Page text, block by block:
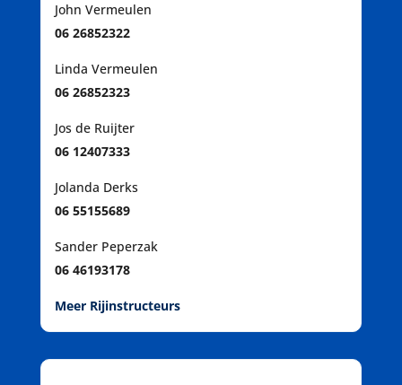
John Vermeulen
06 26852322
Linda Vermeulen
06 26852323
Jos de Ruijter
06 12407333
Jolanda Derks
06 55155689
Sander Peperzak
06 46193178
Meer Rijinstructeurs